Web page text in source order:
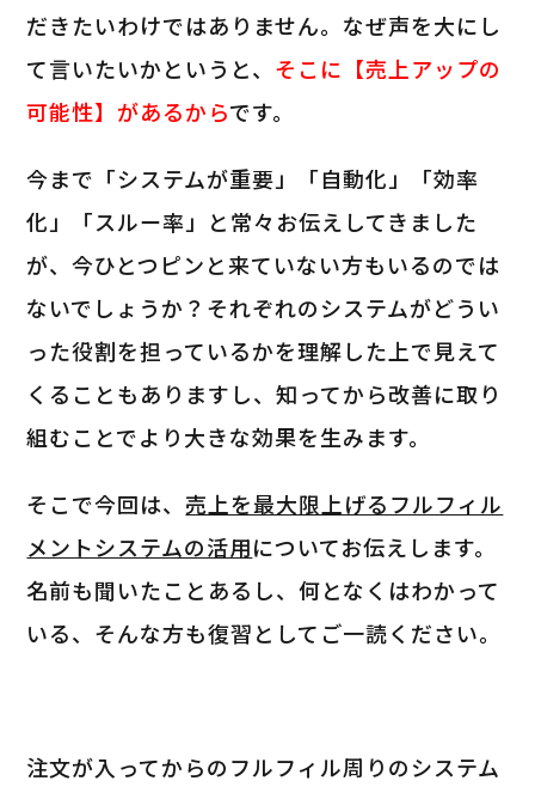
だきたいわけではありません。なぜ声を大にし
て言いたいかというと、 そこに【売上アップの
可能性】があるからです。
今まで「システムが重要」「自動化」「効率
化」「スルー率」と常々お伝えしてきました
が、今ひとつピンと来ていない方もいるのでは
ないでしょうか？それぞれのシステムがどうい
った役割を担っているかを理解した上で見えて
くることもありますし、知ってから改善に取り
組むことでより大きな効果を生みます。
そこで今回は、 売上を最大限上げるフルフィル
メントシステムの活用についてお伝えします。
名前も聞いたことあるし、何となくはわかって
いる、そんな方も復習としてご一読ください。
注文が入ってからのフルフィル周りのシステム